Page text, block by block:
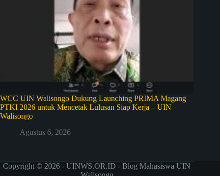
WCC UIN Walisongo Dukung Launching PRIMA Magang
PTKI 2026 untuk Mencetak Lulusan Siap Kerja – UIN
Walisongo
Agustus 6, 2026
Copyright © 2026 - UINWS.OR.ID - Blog Mahasiswa UIN